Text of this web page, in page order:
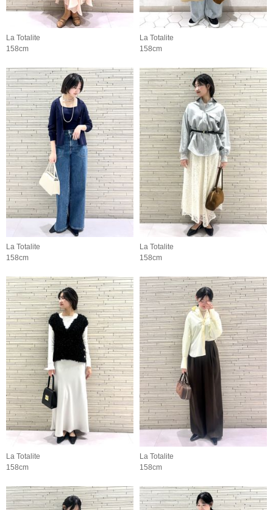
La Totalite
158cm
La Totalite
158cm
La Totalite
158cm
La Totalite
158cm
La Totalite
158cm
La Totalite
158cm